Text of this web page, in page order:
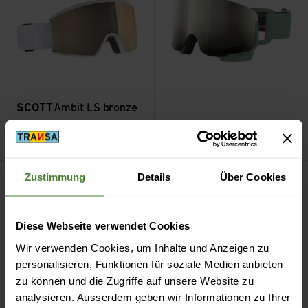
Zustimmung Details Über Cookies
Diese Webseite verwendet Cookies
Wir verwenden Cookies, um Inhalte und Anzeigen zu
personalisieren, Funktionen für soziale Medien anbieten
zu können und die Zugriffe auf unsere Website zu
analysieren. Ausserdem geben wir Informationen zu Ihrer
SCOTTAmbit LS bronze
CHF179.90 259.90 CHF181.90
Sale